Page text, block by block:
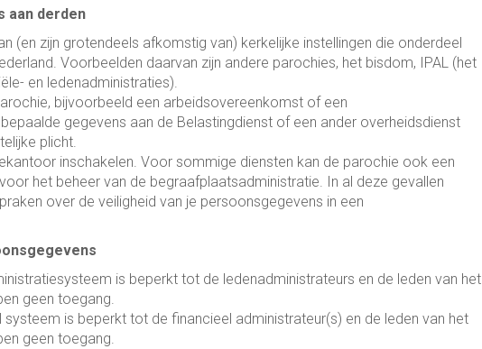
aan derden
(en zijn grotendeels afkomstig van) kerkelijke instellingen die onderdeel
Voorbeelden daarvan zijn andere parochies, het bisdom, IPAL (het
en ledenadministraties).
bijvoorbeeld een arbeidsovereenkomst of een
gegevens aan de Belastingdienst of een ander overheidsdienst
plicht.
inschakelen. Voor sommige diensten kan de parochie ook een
het beheer van de begraafplaatsadministratie. In al deze gevallen
over de veiligheid van je persoonsgegevens in een
is beperkt tot de ledenadministrateurs en de leden van het
geen toegang.
is beperkt tot de financieel administrateur(s) en de leden van het
geen toegang.